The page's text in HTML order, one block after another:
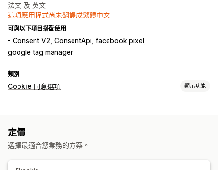
法文 及 英文
這項應用程式尚未翻譯成繁體中文
可與以下項目搭配使用
- Consent V2 ConsentApi facebook pixel
google tag manager
類別
Cookie 同意選項 顯示功能
定價
選擇最適合您業務的方案。